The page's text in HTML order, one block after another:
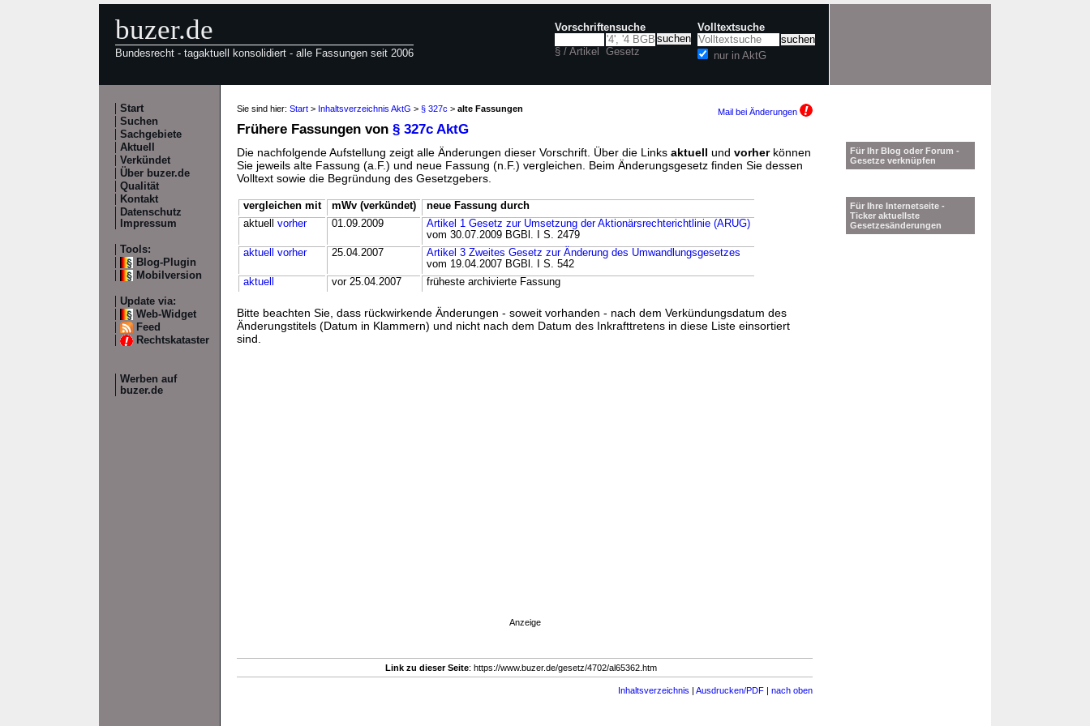
buzer.de
Bundesrecht - tagaktuell konsolidiert - alle Fassungen seit 2006
Vorschriftensuche
§ / Artikel Gesetz
Volltextsuche
nur in AktG
Start
Suchen
Sachgebiete
Aktuell
Verkündet
Über buzer.de
Qualität
Kontakt
Datenschutz
Impressum
Tools:
Blog-Plugin
Mobilversion
Update via:
Web-Widget
Feed
Rechtskataster
Werben auf
buzer.de
Sie sind hier: Start > Inhaltsverzeichnis AktG > § 327c > alte Fassungen Mail bei Änderungen
Frühere Fassungen von § 327c AktG
Die nachfolgende Aufstellung zeigt alle Änderungen dieser Vorschrift. Über die Links aktuell und vorherkönnen
Sie jeweils alte Fassung (a.F.) und neue Fassung (n.F.) vergleichen. Beim Änderungsgesetz finden Sie dessen
Volltext sowie die Begründung des Gesetzgebers.
vergleichen mit mWv (verkündet)
neue Fassung durch
aktuell vorher 01.09.2009
Artikel 1 Gesetz zur Umsetzung der Aktionärsrechterichtlinie (ARUG)
vom 30.07.2009 BGBl. I S. 2479
aktuell
vorher 25.04.2007
Artikel 3 Zweites Gesetz zur Änderung des Umwandlungsgesetzes
vom 19.04.2007 BGBl. I S. 542
aktuell
vor 25.04.2007 früheste archivierte Fassung
Bitte beachten Sie, dass rückwirkende Änderungen - soweit vorhanden - nach dem Verkündungsdatum des
Änderungstitels (Datum in Klammern) und nicht nach dem Datum des Inkrafttretens in diese Liste einsortiert
sind.
Anzeige
Link zu dieser Seite: https://www.buzer.de/gesetz/4702/al65362.htm
Inhaltsverzeichnis | Ausdrucken/PDF | nach oben
Für Ihr Blog oder Forum -
Gesetze verknüpfen
Für Ihre Internetseite -
Ticker aktuellste
Gesetzesänderungen